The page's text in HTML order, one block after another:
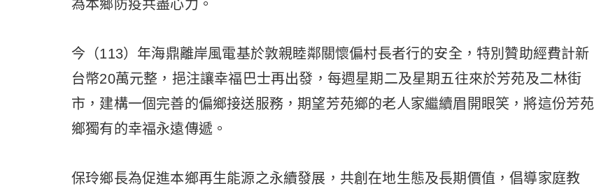
為本鄉防疫共盡心力。
今（113）年海鼎離岸風電基於敦親睦鄰關懷偏村長者行的安全，特別贊助經費計新
台幣20萬元整，挹注讓幸福巴士再出發，每週星期二及星期五往來於芳苑及二林街
市，建構一個完善的偏鄉接送服務，期望芳苑鄉的老人家繼續眉開眼笑，將這份芳苑
鄉獨有的幸福永遠傳遞。
保玲鄉長為促進本鄉再生能源之永續發展，共創在地生態及長期價值，倡導家庭教